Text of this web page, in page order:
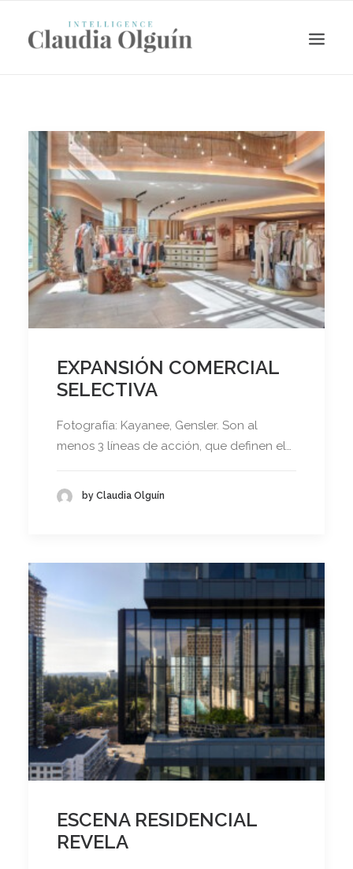
Search
EXPANSIÓN COMERCIAL
SELECTIVA
Fotografía: Kayanee, Gensler. Son al
menos 3 líneas de acción, que definen el…
by Claudia Olguín
ESCENA RESIDENCIAL
REVELA